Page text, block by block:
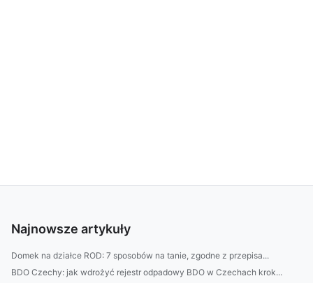
Najnowsze artykuły
Domek na działce ROD: 7 sposobów na tanie, zgodne z przepisa...
BDO Czechy: jak wdrożyć rejestr odpadowy BDO w Czechach krok...